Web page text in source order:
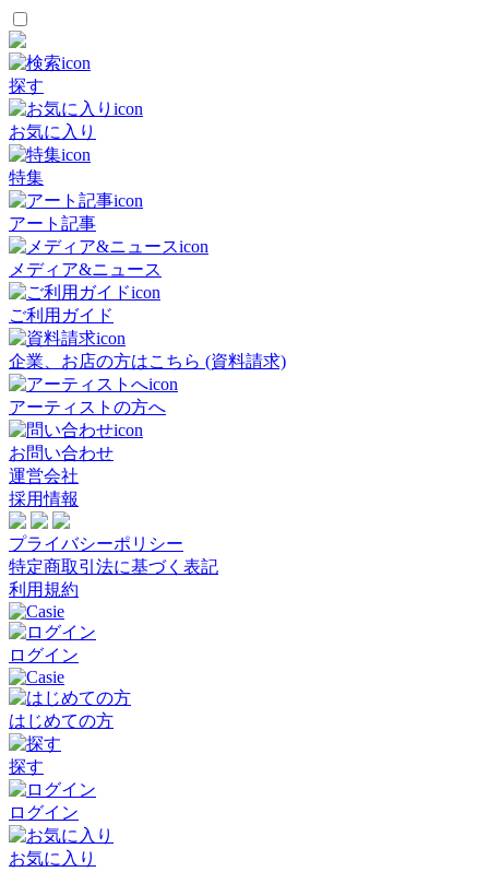
探す
お気に入り
特集
アート記事
メディア&ニュース
ご利用ガイド
企業、お店の方はこちら (資料請求)
アーティストの方へ
お問い合わせ
運営会社
採用情報
プライバシーポリシー
特定商取引法に基づく表記
利用規約
ログイン
はじめての方
探す
ログイン
お気に入り